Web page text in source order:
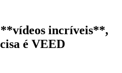
incríveis**,
é VEED